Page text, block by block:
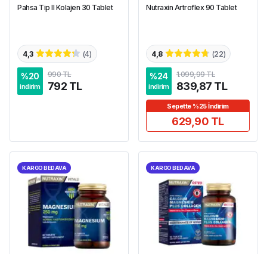
Pahsa Tip II Kolajen 30 Tablet
4,3 (4)
%20
indirim
990 TL
792 TL
Nutraxin Artroflex 90 Tablet
4,8 (22)
%24
indirim
1.099,99 TL
839,87 TL
Sepette %25 İndirim
629,90 TL
KARGO BEDAVA KARGO BEDAVA